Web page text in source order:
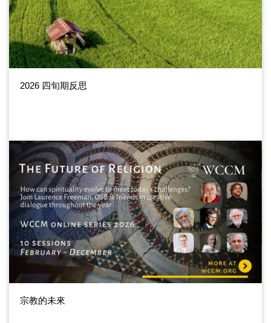
2026 四旬期反思
宗教的未來